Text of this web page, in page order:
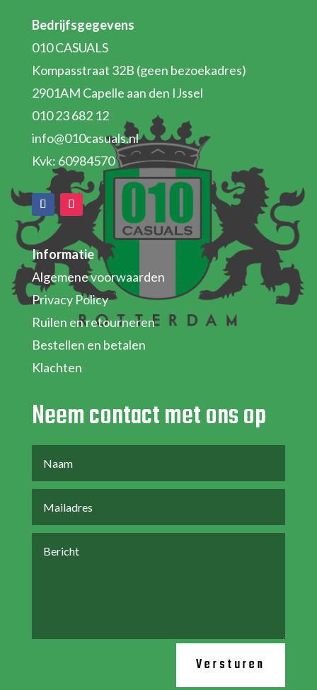
Bedrijfsgegevens
010 CASUALS
Kompasstraat 32B (geen bezoekadres)
2901AM Capelle aan den IJssel
010 23 682 12
info@010casuals.nl
Kvk: 60984570
Informatie
Algemene voorwaarden
Privacy Policy
Ruilen en retourneren
Bestellen en betalen
Klachten
Neem contact met ons op
Versturen